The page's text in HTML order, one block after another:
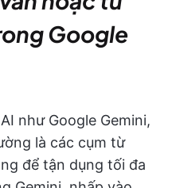
Google
như Google Gemini,
là các cụm từ
để tận dụng tối đa